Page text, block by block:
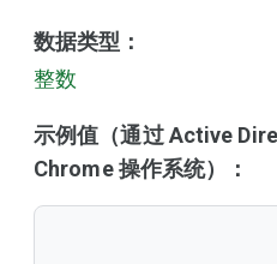
数据类型：
整数
示例值（通过 Active
Chrome 操作系统）：